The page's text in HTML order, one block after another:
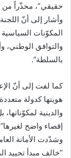
حقيقي”، محذّراً من
وأشار إلى أنّ
المكوّنات السياسية
والتوافق الوطني،
بالسلطة”.
كما لفت إلى أنّ
هويتها كدولة
والدينية
إقصاء واضح
وشدّدت الأمانة
“خالف مبدأ تحييد